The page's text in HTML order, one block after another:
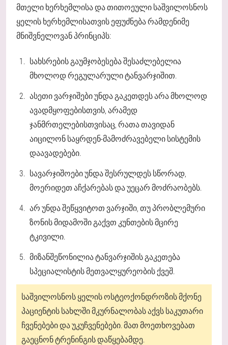
მთელი ხერხემლისა და თითოეული საშვილოსნოს
ყელის ხერხემლისათვის ეფუძნება რამდენიმე
მნიშვნელოვან პრინციპს:
სახსრების გაუმჯობესება შესაძლებელია
მხოლოდ რეგულარული ტანვარჯიშით.
ასეთი ვარჯიშები უნდა გაკეთდეს არა მხოლოდ
ავადმყოფებისთვის, არამედ
ჯანმრთელებისთვისაც, რათა თავიდან
აიცილონ საყრდენ-მამოძრავებელი სისტემის
დაავადებები.
სავარჯიშოები უნდა შესრულდეს სწორად,
მოერიდეთ აჩქარებას და უეცარ მოძრაობებს.
არ უნდა შეწყვიტოთ ვარჯიში, თუ პრობლემური
ზონის მიდამოში გაქვთ კუნთების მცირე
ტკივილი.
მიზანშეწონილია ტანვარჯიშის გაკეთება
სპეციალისტის მეთვალყურეობის ქვეშ.
საშვილოსნოს ყელის ოსტეოქონდროზის მქონე
პაციენტის სახლში მკურნალობას აქვს საკუთარი
ჩვენებები და უკუჩვენებები. მათ მოეთხოვებათ
გაეცნონ ტრენინგის დაწყებამდე.